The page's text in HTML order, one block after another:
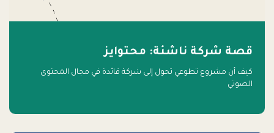
قصة شركة ناشئة: محتوايز
كيف أن مشروع تطوعي تحول إلى شركة قائدة في مجال المحتوى
الصوتي